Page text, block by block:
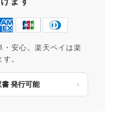
・安心。楽天ペイは楽
。
発行可能